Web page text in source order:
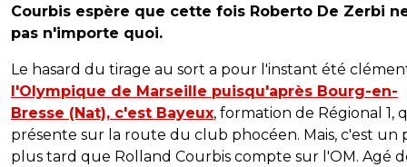
Courbis espère que cette fois Roberto De Zerbi
pas n'importe quoi.
Le hasard du tirage au sort a pour l'instant été
l'Olympique de Marseille puisqu'après Bourg-en-
Bresse (Nat), c'est Bayeux, formation de Régional 1,
présente sur la route du club phocéen. Mais, c'est un
plus tard que Rolland Courbis compte sur l'OM. Agé